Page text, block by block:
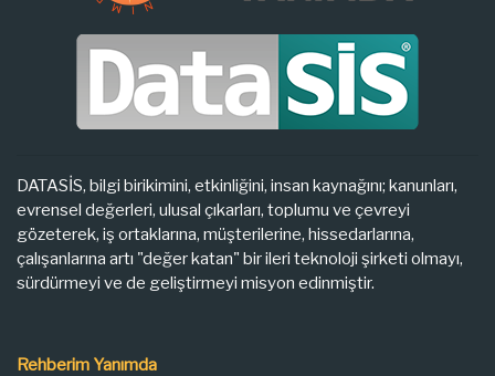
DATASİS, bilgi birikimini, etkinliğini, insan kaynağını; kanunları,
evrensel değerleri, ulusal çıkarları, toplumu ve çevreyi
gözeterek, iş ortaklarına, müşterilerine, hissedarlarına,
çalışanlarına artı "değer katan" bir ileri teknoloji şirketi olmayı,
sürdürmeyi ve de geliştirmeyi misyon edinmiştir.
Rehberim Yanımda